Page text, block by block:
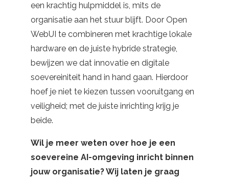
een krachtig hulpmiddel is, mits de
organisatie aan het stuur blijft. Door Open
WebUI te combineren met krachtige lokale
hardware en de juiste hybride strategie,
bewijzen we dat innovatie en digitale
soevereiniteit hand in hand gaan. Hierdoor
hoef je niet te kiezen tussen vooruitgang en
veiligheid; met de juiste inrichting krijg je
beide.
Wil je meer weten over hoe je een
soevereine AI-omgeving inricht binnen
jouw organisatie? Wij laten je graag